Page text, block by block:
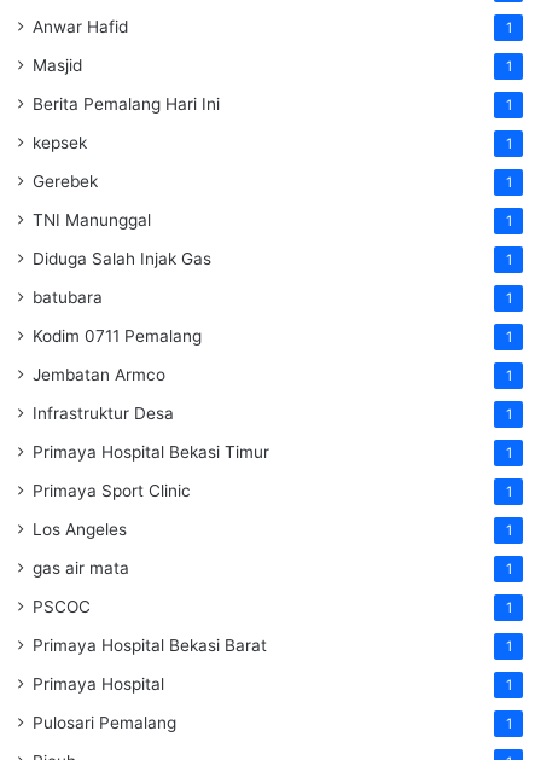
Anwar Hafid 1
Masjid 1
Berita Pemalang Hari Ini 1
kepsek 1
Gerebek 1
TNI Manunggal 1
Diduga Salah Injak Gas 1
batubara 1
Kodim 0711 Pemalang 1
Jembatan Armco 1
Infrastruktur Desa 1
Primaya Hospital Bekasi Timur 1
Primaya Sport Clinic 1
Los Angeles 1
gas air mata 1
PSCOC 1
Primaya Hospital Bekasi Barat 1
Primaya Hospital 1
Pulosari Pemalang 1